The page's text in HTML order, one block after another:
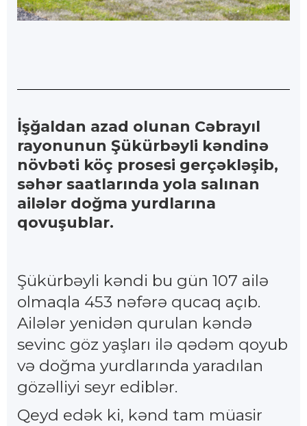
İşğaldan azad olunan Cəbrayıl
rayonunun Şükürbəyli kəndinə
növbəti köç prosesi gerçəkləşib,
səhər saatlarında yola salınan
ailələr doğma yurdlarına
qovuşublar.
Şükürbəyli kəndi bu gün 107 ailə
olmaqla 453 nəfərə qucaq açıb.
Ailələr yenidən qurulan kəndə
sevinc göz yaşları ilə qədəm qoyub
və doğma yurdlarında yaradılan
gözəlliyi seyr ediblər.
Qeyd edək ki, kənd tam müasir